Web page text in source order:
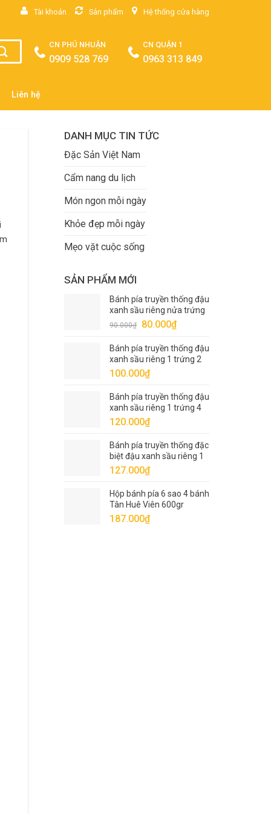
Tài khoản Sản phẩm Hệ thống cửa hàng
CN PHÚ NHUẬN
0909 528 769
CN QUẬN 1
0963 313 849
Liên hệ
DANH MỤC TIN TỨC
Đặc Sản Việt Nam
Cẩm nang du lịch
Món ngon mỗi ngày
Khỏe đẹp mỗi ngày
Mẹo vặt cuộc sống
SẢN PHẨM MỚI
Bánh pía truyền thống đậu
xanh sầu riêng nửa trứng
1 sao Tân Huê Viên 320gr
90.000₫
Giá
là:
90.000₫.
80.000₫Giá
tại
là:
Bánh pía truyền thống đậu
xanh sầu riêng 1 trứng 2
sao Tân Huê Viên 400gr
100.000₫
Bánh pía truyền thống đậu
xanh sầu riêng 1 trứng 4
sao Tân Huê Viên 540gr
120.000₫
Bánh pía truyền thống đặc
biệt đậu xanh sầu riêng 1
trứng 5 sao Tân Huê Viên
127.000₫
Hộp bánh pía 6 sao 4 bánh
Tân Huê Viên 600gr
187.000₫